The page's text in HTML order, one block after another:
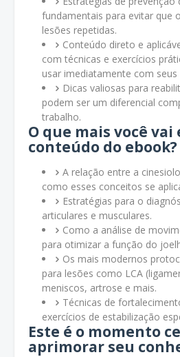
fundamentais para evitar que
lesões repetidas.
Conteúdo direto e
com técnicas e exercícios
usar imediatamente com seus
Dicas valiosas para
podem ser um diferencial
trabalho.
O que mais você
conteúdo do ebook?
A relação entre a
como esses conceitos se
Estratégias para o
articulares e musculares.
Como a análise de
para otimizar a função do
Os mais modernos
para lesões como LCA
meniscos, artrose e mais.
Técnicas de
exercícios de estabilização
Este é o momento
aprimorar seu